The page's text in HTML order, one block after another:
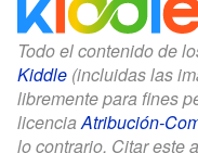
Todo el contenido de
Kiddle (incluidas las
libremente para fines
licenciaAtribución-
lo contrario. Citar este